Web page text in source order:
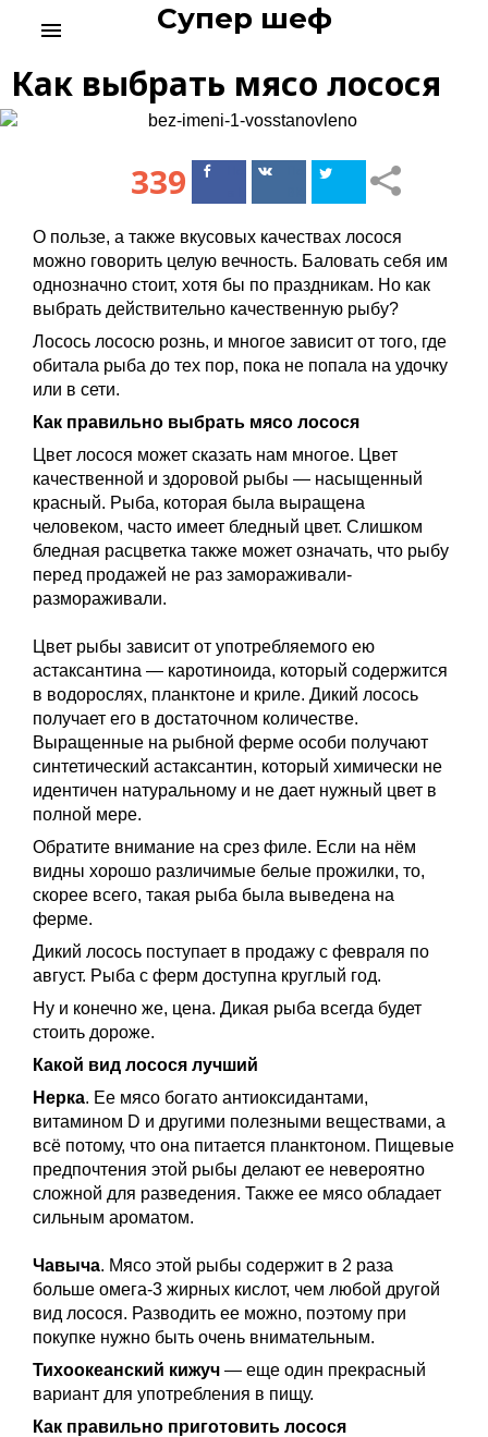
t
o
Супер шеф
menu
Как выбрать мясо лосося
339
ПоделитьсяПоделиться
О пользе, а также вкусовых качествах лосося
можно говорить целую вечность. Баловать себя им
однозначно стоит, хотя бы по праздникам. Но как
выбрать действительно качественную рыбу?
Лосось лососю рознь, и многое зависит от того, где
обитала рыба до тех пор, пока не попала на удочку
или в сети.
Как правильно выбрать мясо лосося
Цвет лосося может сказать нам многое. Цвет
качественной и здоровой рыбы — насыщенный
красный. Рыба, которая была выращена
человеком, часто имеет бледный цвет. Слишком
бледная расцветка также может означать, что рыбу
перед продажей не раз замораживали-
размораживали.
Цвет рыбы зависит от употребляемого ею
астаксантина — каротиноида, который содержится
в водорослях, планктоне и криле. Дикий лосось
получает его в достаточном количестве.
Выращенные на рыбной ферме особи получают
синтетический астаксантин, который химически не
идентичен натуральному и не дает нужный цвет в
полной мере.
Обратите внимание на срез филе. Если на нём
видны хорошо различимые белые прожилки, то,
скорее всего, такая рыба была выведена на
ферме.
Дикий лосось поступает в продажу с февраля по
август. Рыба с ферм доступна круглый год.
Ну и конечно же, цена. Дикая рыба всегда будет
стоить дороже.
Какой вид лосося лучший
Нерка. Ее мясо богато антиоксидантами,
витамином D и другими полезными веществами, а
всё потому, что она питается планктоном. Пищевые
предпочтения этой рыбы делают ее невероятно
сложной для разведения. Также ее мясо обладает
сильным ароматом.
Чавыча. Мясо этой рыбы содержит в 2 раза
больше омега-3 жирных кислот, чем любой другой
вид лосося. Разводить ее можно, поэтому при
покупке нужно быть очень внимательным.
Тихоокеанский кижуч — еще один прекрасный
вариант для употребления в пищу.
Как правильно приготовить лосося